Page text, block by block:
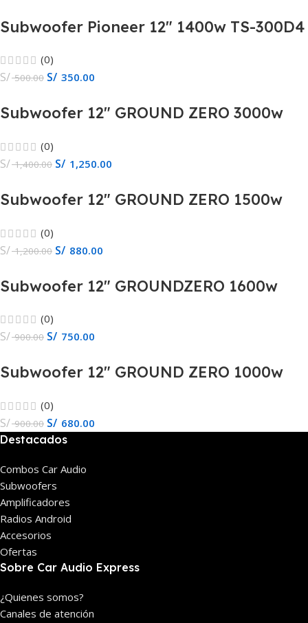
Subwoofer Pioneer 12″ 1400w TS-300D4
(0)
S/500.00 S/ 350.00
Subwoofer 12″ GROUND ZERO 3000w
(0)
S/1,400.00 S/ 1,250.00
Subwoofer 12″ GROUND ZERO 1500w
(0)
S/1,200.00 S/ 880.00
Subwoofer 12″ GROUNDZERO 1600w
(0)
S/900.00 S/ 750.00
Subwoofer 12″ GROUND ZERO 1000w
(0)
S/900.00 S/ 680.00
Destacados
Combos Car Audio
Subwoofers
Amplificadores
Radios Android
Accesorios
Ofertas
Sobre Car Audio Express
¿Quienes somos?
Canales de atención